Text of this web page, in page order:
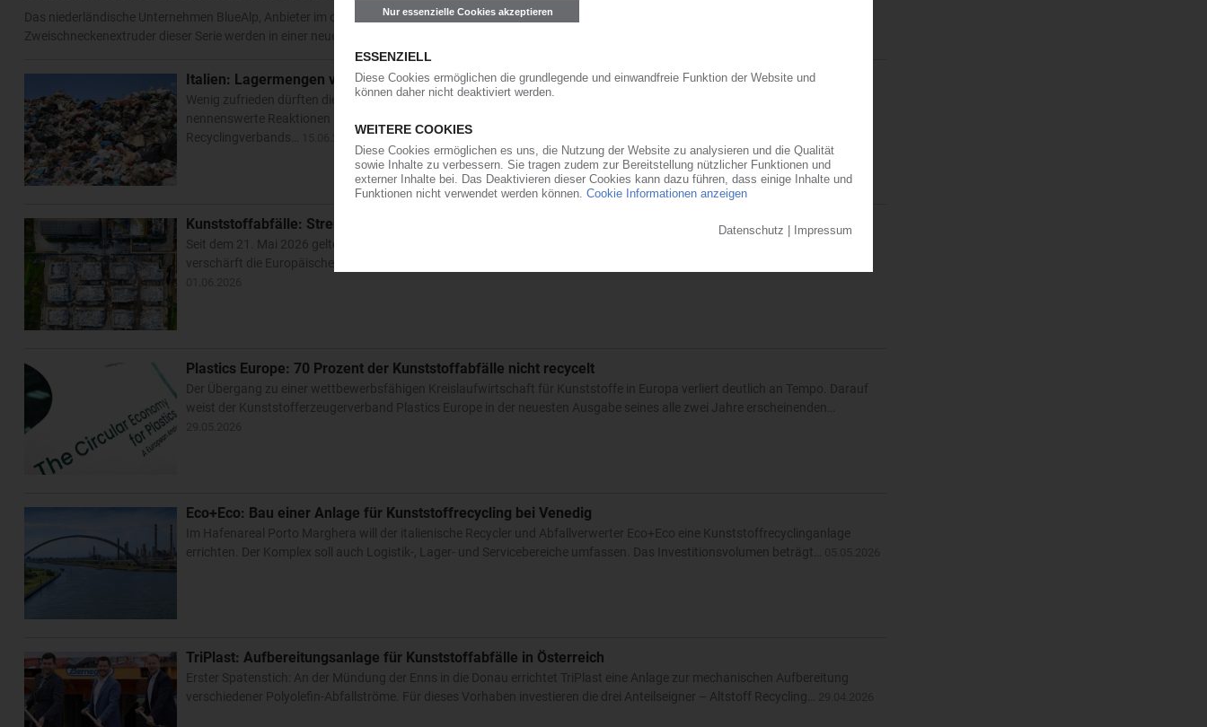
Das niederländische Unternehmen BlueAlp, Anbieter im chemischen Recycling, setzt künftig auf ZE BluePower von KraussMaffei Extrusion.
Zweischneckenextruder dieser Serie werden in einer neuen BlueAlp-Anlage in Italien sowie im Werk in Oostende in Belgien installiert.…
Italien: Lagermengen von Kunststoffabfällen besorgniserregend
Wenig zufrieden dürften die Unternehmen in der italienischen Rezyklat-Wertschöpfungskette sein. Noch gibt es kaum
nennenswerte Reaktionen und Maßnahmen der Regierung in Rom – daran änderte selbst der Boykottaufruf des
Recyclingverbands…
15.06.2026
Kunststoffabfälle: Strengere Regeln für den Export
Seit dem 21. Mai 2026 gelten EU-weit strengere Regeln: Mit der Novelle der Abfallverbringungsverordnung EU 2024/1157
verschärft die Europäische Union die Vorgaben für den grenzüberschreitenden Transport von Abfällen. Ziel ist es, illegale…
Plastics Europe: 70 Prozent der Kunststoffabfälle nicht recycelt
Der Übergang zu einer wettbewerbsfähigen Kreislaufwirtschaft für Kunststoffe in Europa verliert deutlich an Tempo. Darauf
weist der Kunststofferzeugerverband Plastics Europe in der neuesten Ausgabe seines alle zwei Jahre erscheinenden…
Eco+Eco: Bau einer Anlage für Kunststoffrecycling bei Venedig
Im Hafenareal Porto Marghera will der italienische Recycler und Abfallverwerter Eco+Eco eine Kunststoffrecyclinganlage
errichten. Der Komplex soll auch Logistik-, Lager- und Servicebereiche umfassen. Das Investitionsvolumen beträgt…
TriPlast: Aufbereitungsanlage für Kunststoffabfälle in Österreich
Erster Spatenstich: An der Mündung der Enns in die Donau errichtet TriPlast eine Anlage zur mechanischen Aufbereitung
verschiedener Polyolefin-Abfallströme. Für dieses Vorhaben investieren die drei Anteilseigner – Altstoff Recycling…